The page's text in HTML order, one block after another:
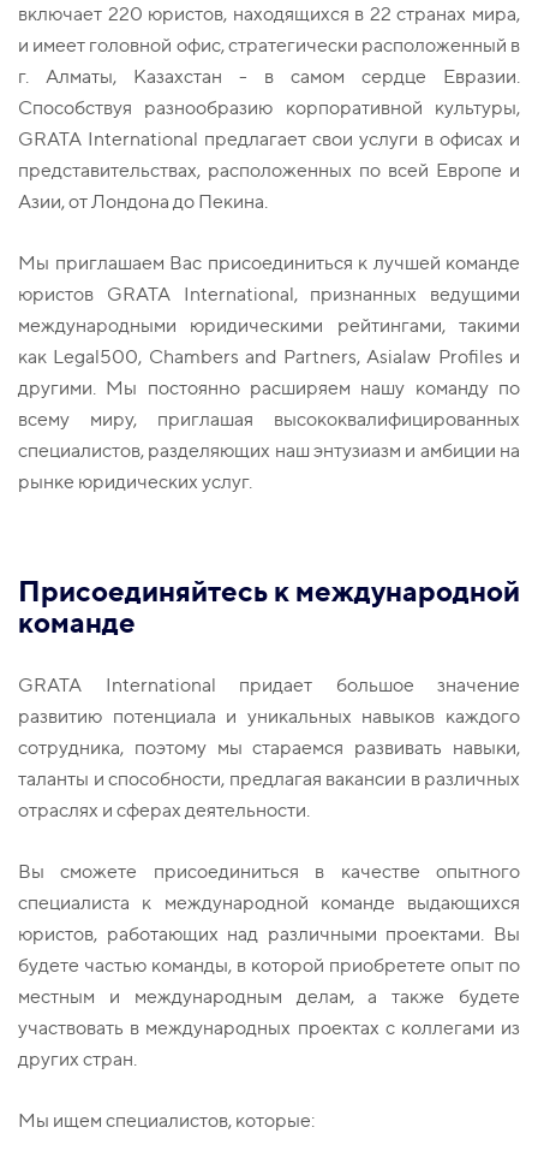
включает 220 юристов, находящихся в 22 странах мира,
и имеет головной офис, стратегически расположенный в
г. Алматы, Казахстан - в самом сердце Евразии.
Способствуя разнообразию корпоративной культуры,
GRATA International предлагает свои услуги в офисах и
представительствах, расположенных по всей Европе и
Азии, от Лондона до Пекина.
Мы приглашаем Вас присоединиться к лучшей команде
юристов GRATA International, признанных ведущими
международными юридическими рейтингами, такими
как Legal500, Chambers and Partners, Asialaw Profiles и
другими. Мы постоянно расширяем нашу команду по
всему миру, приглашая высококвалифицированных
специалистов, разделяющих наш энтузиазм и амбиции на
рынке юридических услуг.
Присоединяйтесь к международной
команде
GRATA International придает большое значение
развитию потенциала и уникальных навыков каждого
сотрудника, поэтому мы стараемся развивать навыки,
таланты и способности, предлагая вакансии в различных
отраслях и сферах деятельности.
Вы сможете присоединиться в качестве опытного
специалиста к международной команде выдающихся
юристов, работающих над различными проектами. Вы
будете частью команды, в которой приобретете опыт по
местным и международным делам, а также будете
участвовать в международных проектах с коллегами из
других стран.
Мы ищем специалистов, которые: